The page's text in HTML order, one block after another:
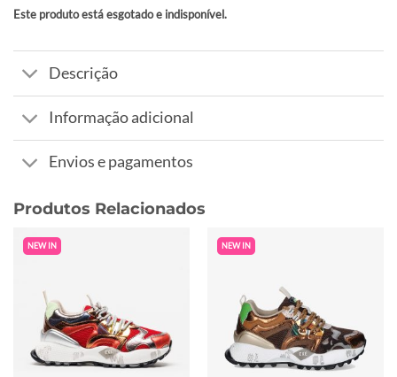
Este produto está esgotado e indisponível.
Alternative:
Descrição
Informação adicional
Envios e pagamentos
Produtos Relacionados
NEW IN NEW IN